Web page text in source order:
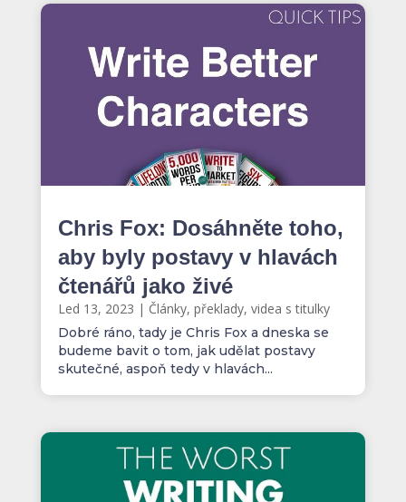
Chris Fox: Dosáhněte toho,
aby byly postavy v hlavách
čtenářů jako živé
Led 13, 2023 | Články, překlady, videa s titulky
Dobré ráno, tady je Chris Fox a dneska se
budeme bavit o tom, jak udělat postavy
skutečné, aspoň tedy v hlavách...